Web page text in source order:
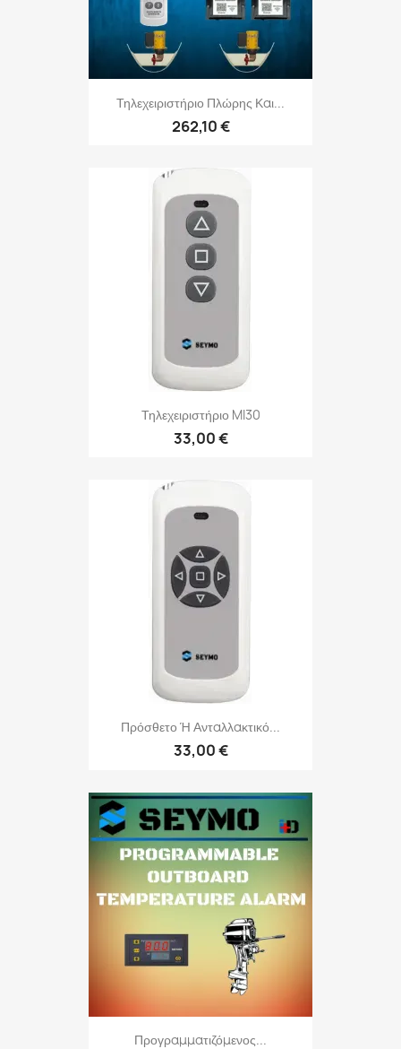
Τηλεχειριστήριο Πλώρης Και...
262,10 €
Τηλεχειριστήριο MI30
33,00 €
Πρόσθετο Ή Ανταλλακτικό...
33,00 €
Προγραμματιζόμενος...